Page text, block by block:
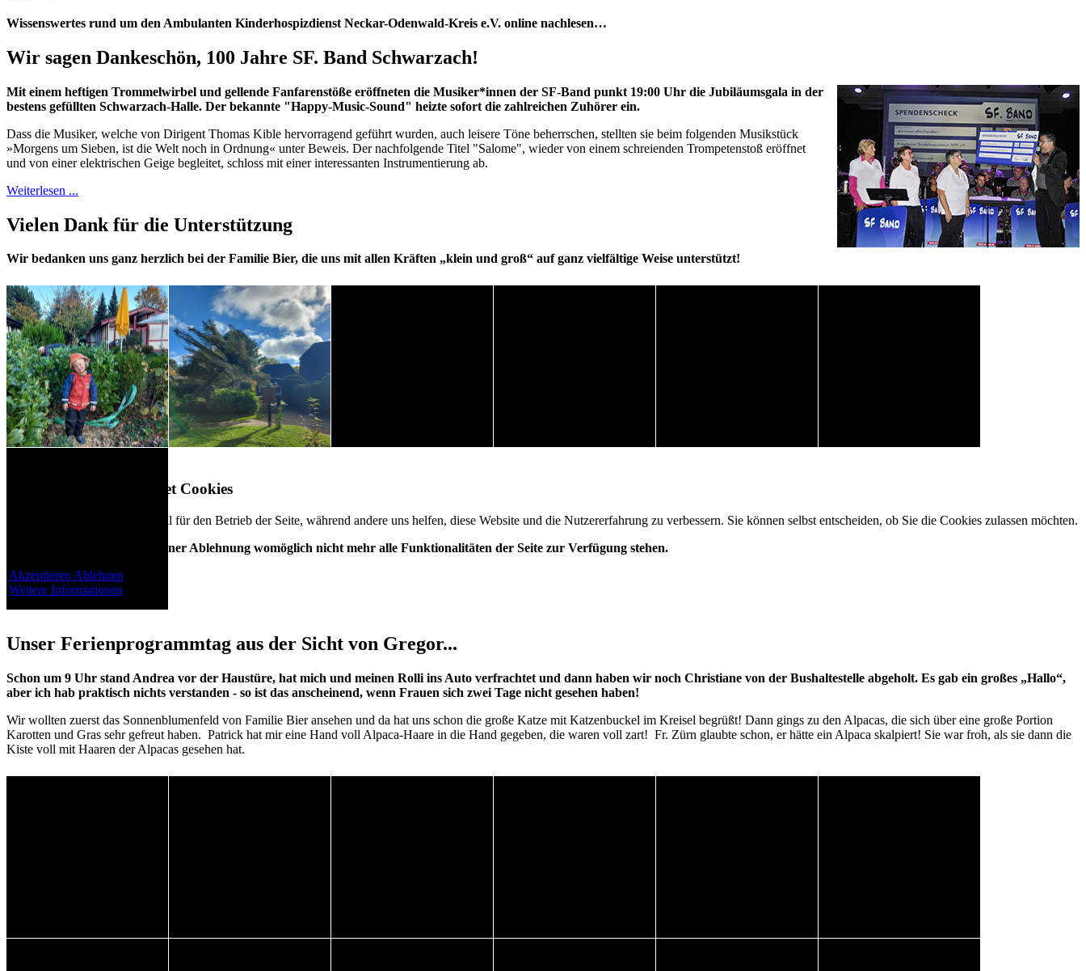
Wissenswertes rund um den Ambulanten Kinderhospizdienst Neckar-Odenwald-Kreis e.V. online nachlesen…
Wir sagen Dankeschön, 100 Jahre SF. Band Schwarzach!
Mit einem heftigen Trommelwirbel und gellende Fanfarenstöße eröffneten die Musiker*innen der SF-Band punkt 19:00 Uhr die Jubiläumsgala in der
bestens gefüllten Schwarzach-Halle. Der bekannte "Happy-Music-Sound" heizte sofort die zahlreichen Zuhörer ein.
Dass die Musiker, welche von Dirigent Thomas Kible hervorragend geführt wurden, auch leisere Töne beherrschen, stellten sie beim folgenden Musikstück
»Morgens um Sieben, ist die Welt noch in Ordnung« unter Beweis. Der nachfolgende Titel "Salome", wieder von einem schreienden Trompetenstoß eröffnet
und von einer elektrischen Geige begleitet, schloss mit einer interessanten Instrumentierung ab.
Weiterlesen ...
Vielen Dank für die Unterstützung
Wir bedanken uns ganz herzlich bei der Familie Bier, die uns mit allen Kräften „klein und groß“ auf ganz vielfältige Weise unterstützt!
Unser Ferienprogrammtag aus der Sicht von Gregor...
Schon um 9 Uhr stand Andrea vor der Haustüre, hat mich und meinen Rolli ins Auto verfrachtet und dann haben wir noch Christiane von der Bushaltestelle abgeholt. Es gab ein großes „Hallo“,
aber ich hab praktisch nichts verstanden - so ist das anscheinend, wenn Frauen sich zwei Tage nicht gesehen haben!
Wir wollten zuerst das Sonnenblumenfeld von Familie Bier ansehen und da hat uns schon die große Katze mit Katzenbuckel im Kreisel begrüßt! Dann gings zu den Alpacas, die sich über eine große Portion
Karotten und Gras sehr gefreut haben. Patrick hat mir eine Hand voll Alpaca-Haare in die Hand gegeben, die waren voll zart! Fr. Zürn glaubte schon, er hätte ein Alpaca skalpiert! Sie war froh, als sie dann die
Kiste voll mit Haaren der Alpacas gesehen hat.
Diese Webseite verwendet Cookies
Einige von ihnen sind essenziell für den Betrieb der Seite, während andere uns helfen, diese Website und die Nutzererfahrung zu verbessern. Sie können selbst entscheiden, ob Sie die Cookies zulassen möchten.
Bitte beachten Sie, dass bei einer Ablehnung womöglich nicht mehr alle Funktionalitäten der Seite zur Verfügung stehen.
Akzeptieren Ablehnen
Weitere Informationen